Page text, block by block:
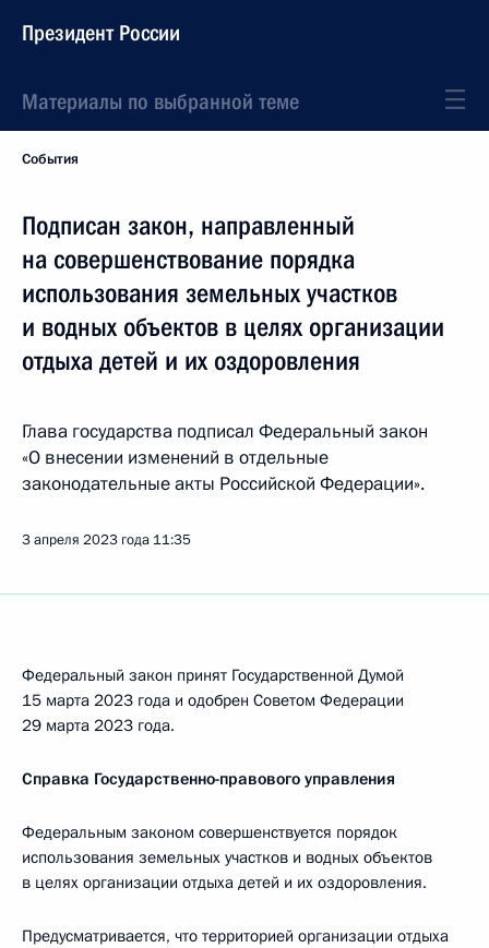
Президент России
Материалы по выбранной теме
События
Подписан закон, направленный
на совершенствование порядка
использования земельных участков
и водных объектов в целях организации
отдыха детей и их оздоровления
Глава государства подписал Федеральный закон
«О внесении изменений в отдельные
законодательные акты Российской Федерации».
3 апреля 2023 года 11:35
Федеральный закон принят Государственной Думой
15 марта 2023 года и одобрен Советом Федерации
29 марта 2023 года.
Справка Государственно-правового управления
Федеральным законом совершенствуется порядок
использования земельных участков и водных объектов
в целях организации отдыха детей и их оздоровления.
Предусматривается, что территорией организации отдыха